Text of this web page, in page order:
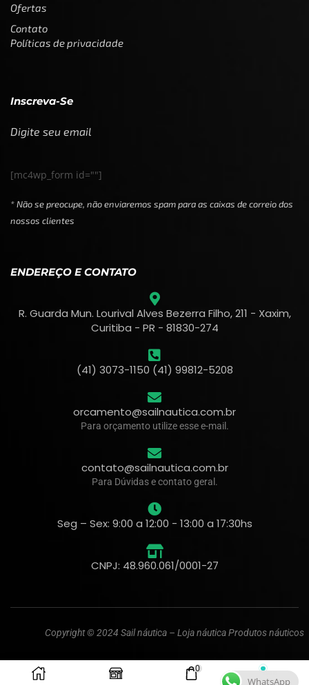
0
Ofertas
Contato
Políticas de privacidade
Inscreva-Se
Digite seu email
[mc4wp_form id=""]
* Não se preocupe, não enviaremos spam para as caixas de correio dos
nossos clientes
ENDEREÇO E CONTATO
R. Guarda Mun. Lourival Alves Bezerra Filho, 211 - Xaxim,
Curitiba - PR - 81830-274
(41) 3073-1150 (41) 99812-5208
orcamento@sailnautica.com.br
Para orçamento utilize esse e-mail.
contato@sailnautica.com.br
Para Dúvidas e contato geral.
Seg – Sex: 9:00 a 12:00 - 13:00 a 17:30hs
CNPJ: 48.960.061/0001-27
Copyright © 2024 Sail náutica – Loja náutica Produtos náuticos
WhatsApp